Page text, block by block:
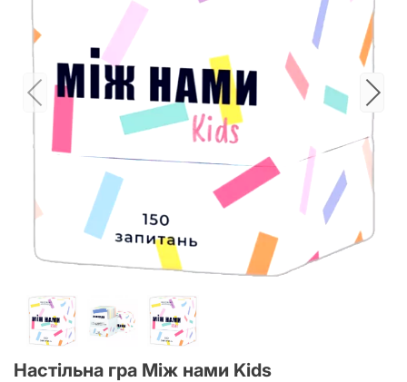
Настільна гра Між нами Kids